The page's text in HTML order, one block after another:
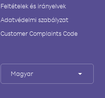
Feltételek és irányelvek
Adatvédelmi szabályzat
Customer Complaints Code
Magyar